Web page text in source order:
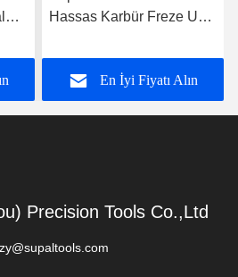
Hassas Karbür Freze Ucu,
İçin
En İyi Fiyatı Alın
Precision Tools Co.,Ltd